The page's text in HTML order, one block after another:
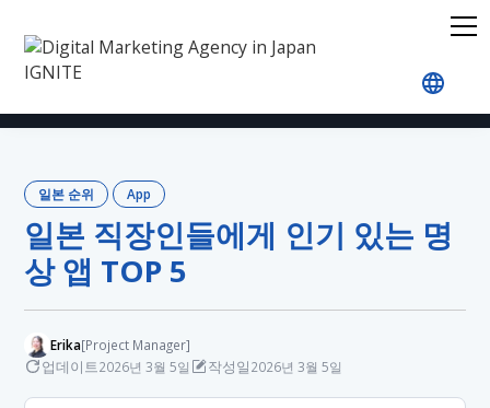
일본 직장
일본 순위 App
일본 직장인들에게 인기 있는 명
상 앱 TOP 5
Erika[Project Manager]
업데이트2026년 3월 5일 작성일2026년 3월 5일